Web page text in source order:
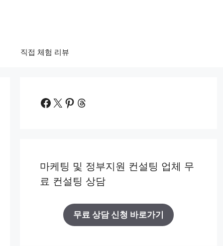
직접 체험 리뷰
Facebook
X Pinterest
Threads
마케팅 및 정부지원 컨설팅 업체 무
료 컨설팅 상담
무료 상담 신청 바로가기